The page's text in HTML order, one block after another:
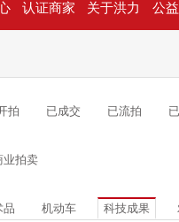
认证商家 关于洪力 公
拍 已成交 已流拍
业拍卖
品 机动车 科技成果